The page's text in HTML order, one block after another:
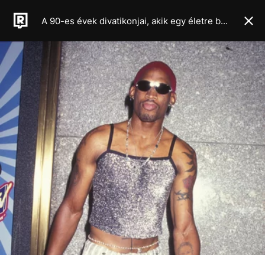
A 90-es évek divatikonjai, akik egy életre beleégtek a kollektív emlékezetbe és a popkultúrába